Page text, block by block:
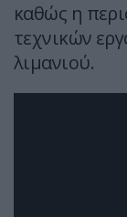
καθώς η
τεχνικών
λιμανιού.